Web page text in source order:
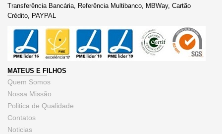
Transferência Bancária, Referência Multibanco, MBWay, Cartão
Crédito, PAYPAL
MATEUS E FILHOS
Quem Somos
Nossa Missão
Politica de Qualidade
Contatos
Noticias